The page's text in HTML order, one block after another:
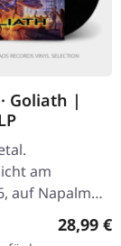
Goliath |
am
auf Napalm
schwarzes
im Gatefold-
28,99 €